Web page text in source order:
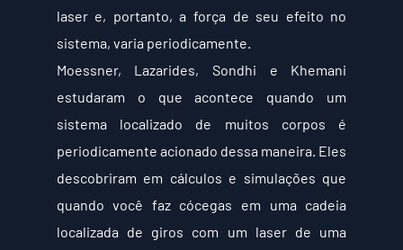
laser e, portanto, a força de seu efeito no
sistema, varia periodicamente.
Moessner, Lazarides, Sondhi e Khemani
estudaram o que acontece quando um
sistema localizado de muitos corpos é
periodicamente acionado dessa maneira. Eles
descobriram em cálculos e simulações que
quando você faz cócegas em uma cadeia
localizada de giros com um laser de uma